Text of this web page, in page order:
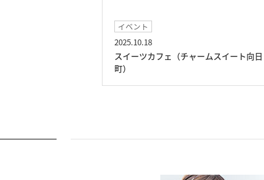
イベント
2025.10.18
スイーツカフェ（チャームスイート向日
町）